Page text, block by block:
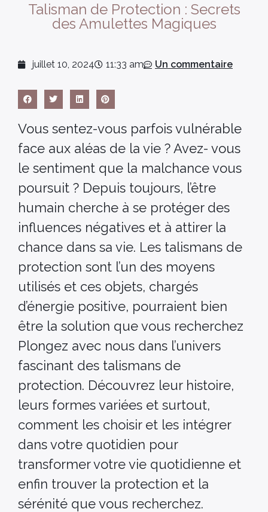
Talisman de Protection : Secrets
des Amulettes Magiques
juillet 10, 2024 11:33 am Un commentaire
Vous sentez-vous parfois vulnérable
face aux aléas de la vie ? Avez- vous
le sentiment que la malchance vous
poursuit ? Depuis toujours, l’être
humain cherche à se protéger des
influences négatives et à attirer la
chance dans sa vie. Les talismans de
protection sont l’un des moyens
utilisés et ces objets, chargés
d’énergie positive, pourraient bien
être la solution que vous recherchez
Plongez avec nous dans l’univers
fascinant des talismans de
protection. Découvrez leur histoire,
leurs formes variées et surtout,
comment les choisir et les intégrer
dans votre quotidien pour
transformer votre vie quotidienne et
enfin trouver la protection et la
sérénité que vous recherchez.